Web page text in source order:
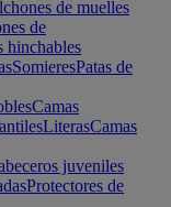
de muelles
de
hinchables
SomieresPatas de
Camas
LiterasCamas
juveniles
Protectores de